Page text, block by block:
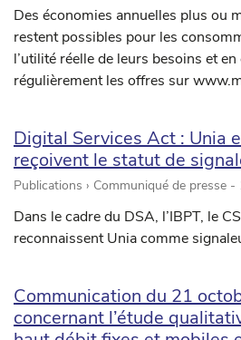
Des économies annuelles plus ou
restent possibles pour les
l’utilité réelle de leurs besoins et
régulièrement les offres sur
Digital Services Act : Unia
reçoivent le statut de
Publications › Communiqué de presse -
Dans le cadre du DSA, l’IBPT, le
reconnaissent Unia comme
Communication du 21
concernant l’étude